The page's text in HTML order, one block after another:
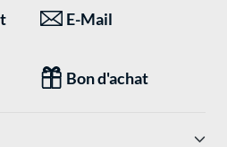
E-Mail
Bon d'achat